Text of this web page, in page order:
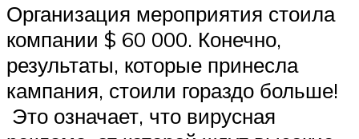
Организация мероприятия стоила
компании $ 60 000. Конечно,
результаты, которые принесла
кампания, стоили гораздо больше!
Это означает, что вирусная